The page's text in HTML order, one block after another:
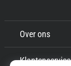
Over ons
Klantenservice